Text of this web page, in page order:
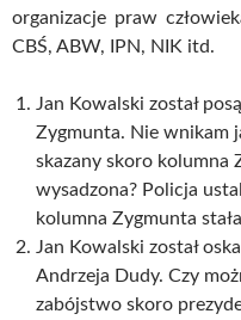
organizacje praw
CBŚ, ABW, IPN, NIK itd.
Jan Kowalski został
Zygmunta. Nie wnikam
skazany skoro kolumna
wysadzona? Policja
kolumna Zygmunta
Jan Kowalski został
Andrzeja Dudy. Czy
zabójstwo skoro